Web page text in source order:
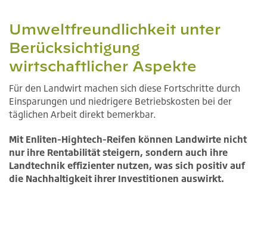
Umweltfreundlichkeit unter
Berücksichtigung
wirtschaftlicher Aspekte
Für den Landwirt machen sich diese Fortschritte durch
Einsparungen und niedrigere Betriebskosten bei der
täglichen Arbeit direkt bemerkbar.
Mit Enliten-Hightech-Reifen können Landwirte nicht
nur ihre Rentabilität steigern, sondern auch ihre
Landtechnik effizienter nutzen, was sich positiv auf
die Nachhaltigkeit ihrer Investitionen auswirkt.